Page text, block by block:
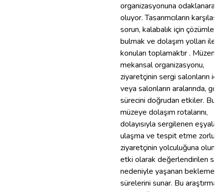
organizasyonuna
oluyor. Tasarımcıların
sorun, kalabalık için çözümler
bulmak ve dolaşım yolları ile
konuları toplamaktır . Müzenin
mekansal organizasyonu,
ziyaretçinin sergi salonların
veya salonların aralarında,
sürecini doğrudan etkiler. Bu
müzeye dolaşım rotalarını,
dolayısıyla sergilenen
ulaşma ve tespit etme
ziyaretçinin yolculuğuna
etki olarak değerlendirilen
nedeniyle yaşanan bekleme
sürelerini sunar. Bu araştırma,